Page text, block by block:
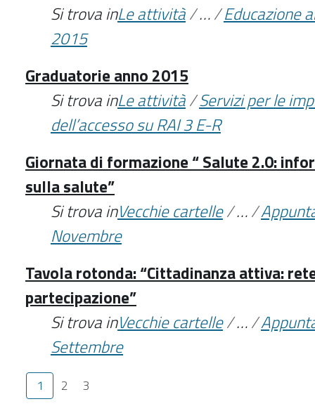
Si trova inLe attività/…/Educazione
2015
Graduatorie anno 2015
Si trova inLe attività/Servizi per le
dell’accesso su RAI 3 E-R
Giornata di formazione “ Salute 2.0:
sulla salute”
Si trova inVecchie cartelle/…/
Novembre
Tavola rotonda: “Cittadinanza attiva:
partecipazione”
Si trova inVecchie cartelle/…/
Settembre
1 2 3